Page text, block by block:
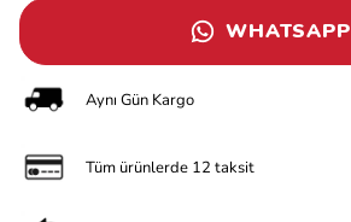
WHATSAPP
Aynı Gün Kargo
Tüm ürünlerde 12 taksit